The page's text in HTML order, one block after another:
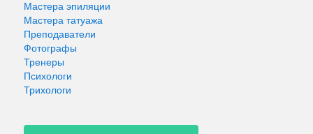
Мастера эпиляции
Мастера татуажа
Преподаватели
Фотографы
Тренеры
Психологи
Трихологи